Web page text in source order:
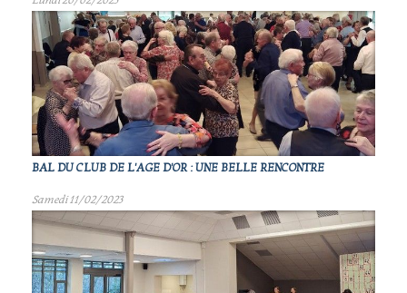
BAL DU CLUB DE L'AGE D'OR : UNE BELLE RENCONTRE
Samedi 11/02/2023